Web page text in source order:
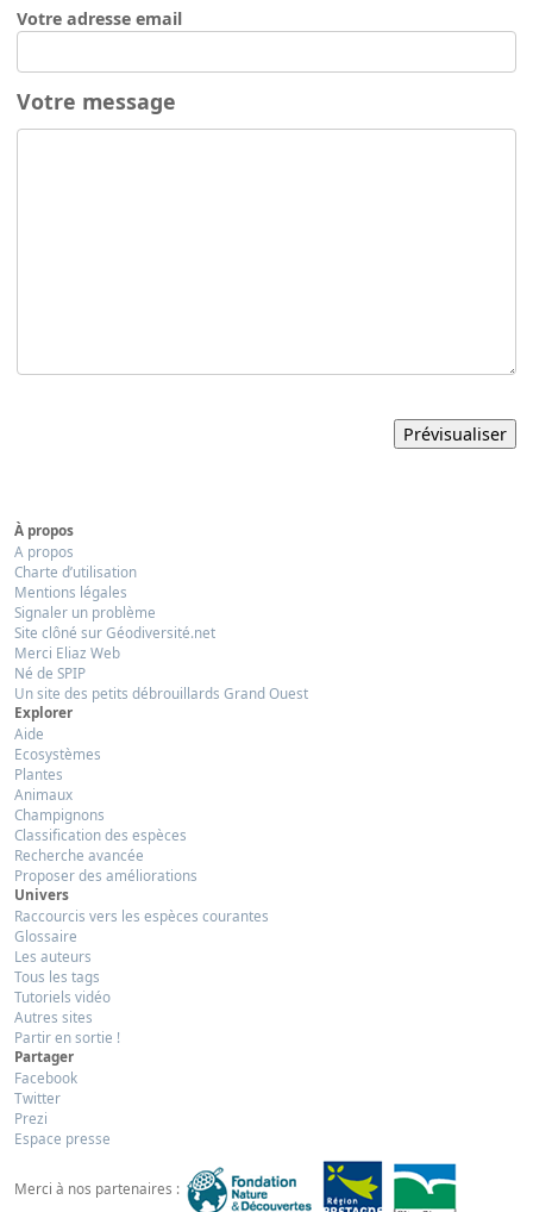
Votre adresse email
Votre message
À propos
A propos
Charte d’utilisation
Mentions légales
Signaler un problème
Site clôné sur Géodiversité.net
Merci Eliaz Web
Né de SPIP
Un site des petits débrouillards Grand Ouest
Explorer
Aide
Ecosystèmes
Plantes
Animaux
Champignons
Classification des espèces
Recherche avancée
Proposer des améliorations
Univers
Raccourcis vers les espèces courantes
Glossaire
Les auteurs
Tous les tags
Tutoriels vidéo
Autres sites
Partir en sortie !
Partager
Facebook
Twitter
Prezi
Espace presse
Merci à nos partenaires :